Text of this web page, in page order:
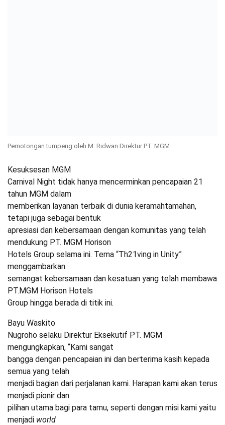
Pemotongan tumpeng oleh M. Ridwan Direktur PT. MGM
Kesuksesan MGM
Carnival Night tidak hanya mencerminkan pencapaian 21
tahun MGM dalam
memberikan layanan terbaik di dunia keramahtamahan,
tetapi juga sebagai bentuk
apresiasi dan kebersamaan dengan komunitas yang telah
mendukung PT. MGM Horison
Hotels Group selama ini. Tema “Th21ving in Unity”
menggambarkan
semangat kebersamaan dan kesatuan yang telah membawa
PT.MGM Horison Hotels
Group hingga berada di titik ini.
Bayu Waskito
Nugroho selaku Direktur Eksekutif PT. MGM
mengungkapkan, “Kami sangat
bangga dengan pencapaian ini dan berterima kasih kepada
semua yang telah
menjadi bagian dari perjalanan kami. Harapan kami akan terus
menjadi pionir dan
pilihan utama bagi para tamu, seperti dengan misi kami yaitu
menjadi world